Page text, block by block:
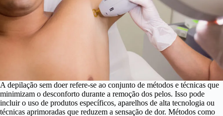
A depilação sem doer refere-se ao conjunto de métodos e técnicas que
minimizam o desconforto durante a remoção dos pelos. Isso pode
incluir o uso de produtos específicos, aparelhos de alta tecnologia ou
técnicas aprimoradas que reduzem a sensação de dor. Métodos como